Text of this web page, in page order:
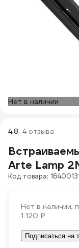
Нет в наличии
4.8 4 отзыва
Arte Lamp
Код товара:
Нет в наличии,
1 120 ₽
Подписаться на